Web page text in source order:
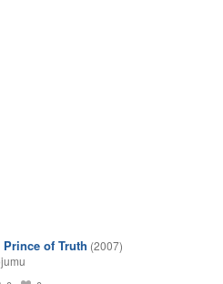
Prince of Truth (2007)